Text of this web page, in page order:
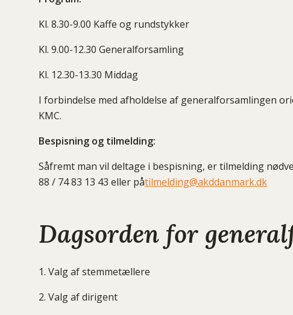
Kl. 8.30-9.00 Kaffe og rundstykker
Kl. 9.00-12.30 Generalforsamling
Kl. 12.30-13.30 Middag
I forbindelse med afholdelse af generalforsamlingen
KMC.
Bespisning og tilmelding:
Såfremt man vil deltage i bespisning, er tilmelding
88 / 74 83 13 43 eller påtilmelding@akddanmark.dk
Dagsorden for
1. Valg af stemmetællere
2. Valg af dirigent